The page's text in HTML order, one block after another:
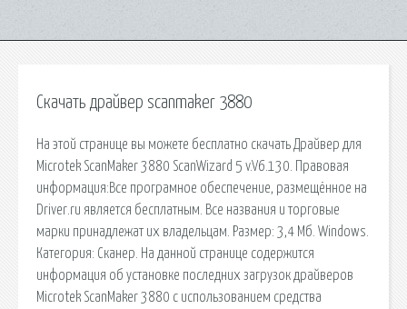
Скачать драйвер scanmaker 3880
На этой странице вы можете бесплатно скачать Драйвер для
Microtek ScanMaker 3880 ScanWizard 5 v.­V6.­130. Правовая
информация:Все програмное обеспечение, размещённое на
Driver.ru является бесплатным. Все названия и торговые
марки принадлежат их владельцам. Размер: 3,4 Мб. Windows.
Категория: Сканер. На данной странице содержится
информация об установке последних загрузок драйверов
Microtek ScanMaker 3880 с использованием средства